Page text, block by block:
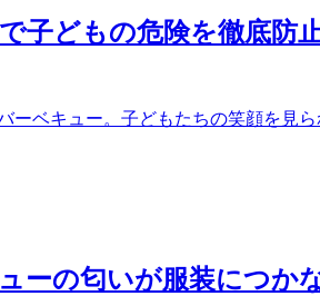
子どもの危険を徹底防
ーベキュー。子どもたちの笑顔を見
ーの匂いが服装につか